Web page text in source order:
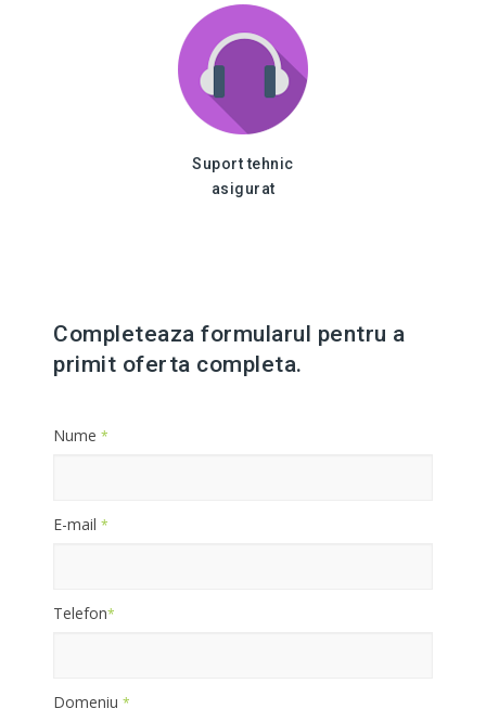
Suport tehnic
asigurat
Completeaza formularul pentru a
primit oferta completa.
Nume *
E-mail *
Telefon*
Domeniu *